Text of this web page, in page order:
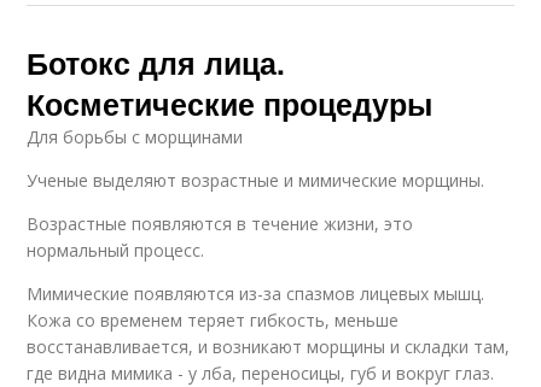
Ботокс для лица.
Косметические процедуры
Для борьбы с морщинами
Ученые выделяют возрастные и мимические морщины.
Возрастные появляются в течение жизни, это
нормальный процесс.
Мимические появляются из-за спазмов лицевых мышц.
Кожа со временем теряет гибкость, меньше
восстанавливается, и возникают морщины и складки там,
где видна мимика - у лба, переносицы, губ и вокруг глаз.